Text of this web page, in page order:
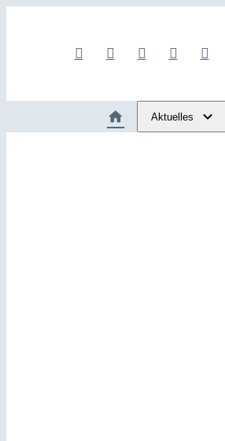
Aktuelles